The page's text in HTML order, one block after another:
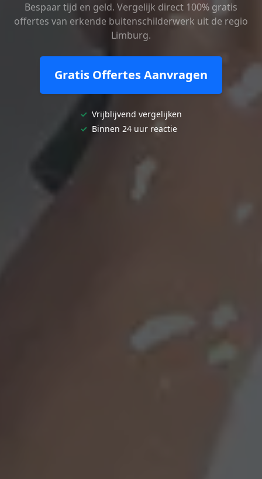
Bespaar tijd en geld. Vergelijk direct 100% gratis
offertes van erkende buitenschilderwerk uit de regio
Limburg.
Gratis Offertes Aanvragen
✓ Vrijblijvend vergelijken
✓ Binnen 24 uur reactie